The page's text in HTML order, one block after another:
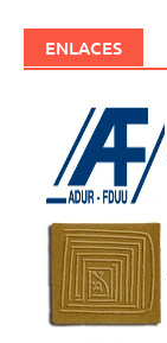
ENLACES